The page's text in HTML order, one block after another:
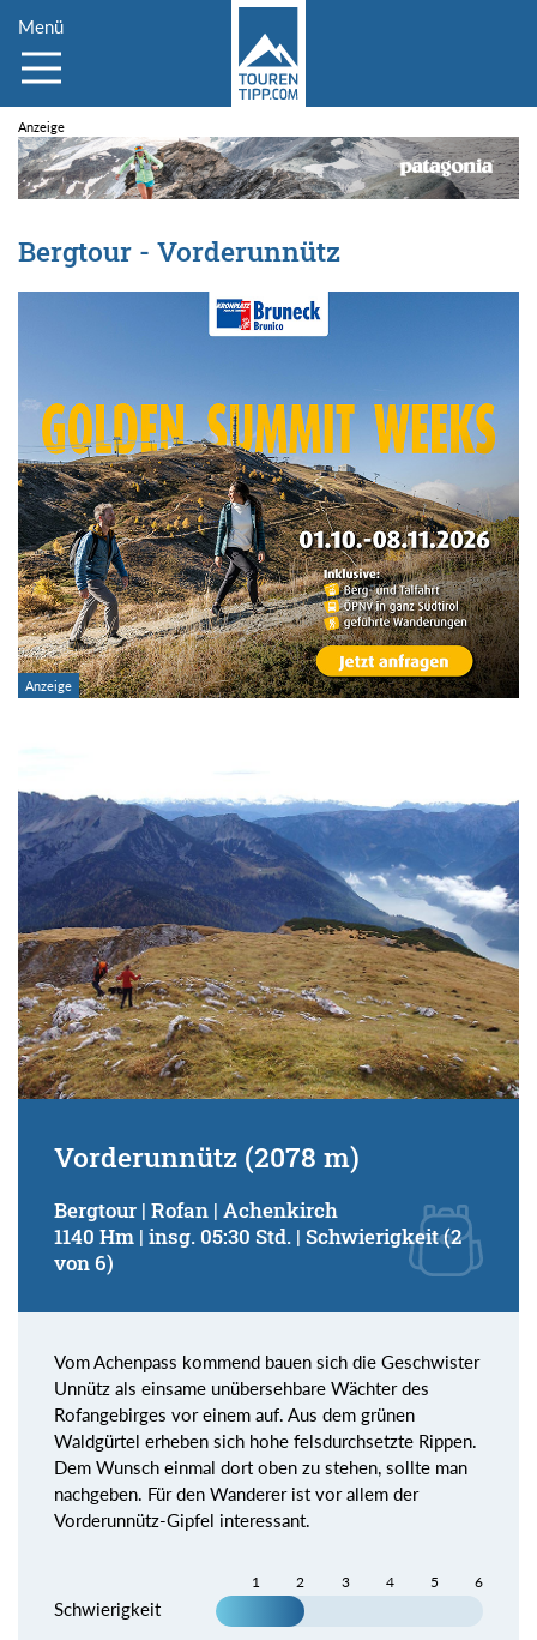
Menü
Bergtour - Vorderunnütz
Vorderunnütz (2078 m)
Bergtour | Rofan | Achenkirch
1140 Hm | insg. 05:30 Std. | Schwierigkeit (2
von 6)
Vom Achenpass kommend bauen sich die Geschwister
Unnütz als einsame unübersehbare Wächter des
Rofangebirges vor einem auf. Aus dem grünen
Waldgürtel erheben sich hohe felsdurchsetzte Rippen.
Dem Wunsch einmal dort oben zu stehen, sollte man
nachgeben. Für den Wanderer ist vor allem der
Vorderunnütz-Gipfel interessant.
1 2 3 4 5 6
Schwierigkeit